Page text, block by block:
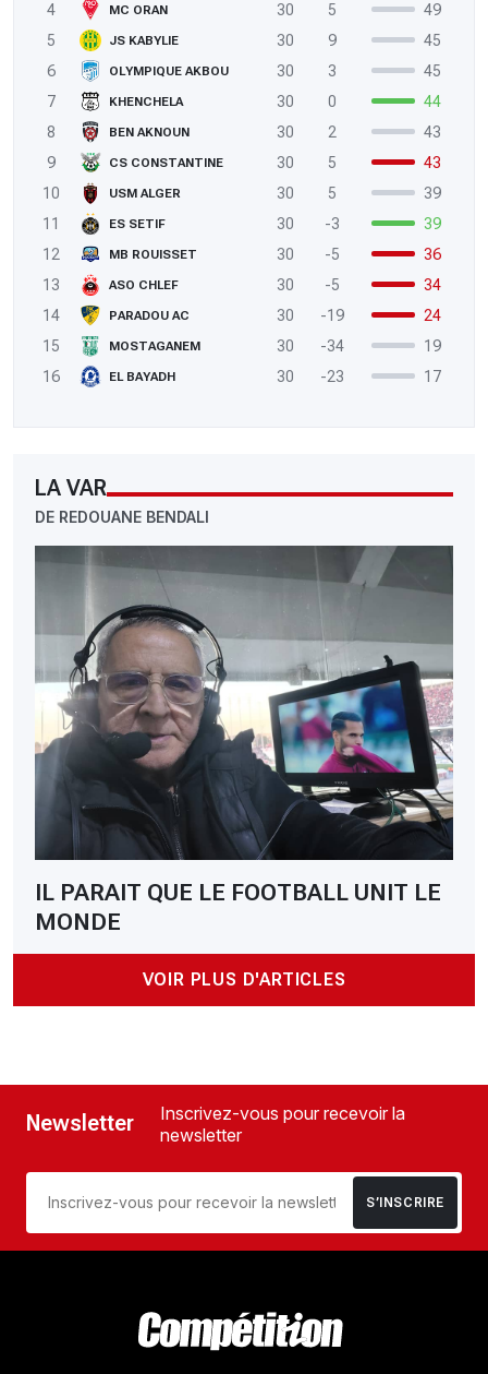
4 MC ORAN 30 5
49
5
JS KABYLIE 30 9
45
6
OLYMPIQUE AKBOU 30 3
45
7
KHENCHELA 30 0
44
8
BEN AKNOUN 30 2
43
9
CS CONSTANTINE 30 5
43
10
USM ALGER 30 5
39
11
ES SETIF 30 -3
39
12
MB ROUISSET 30 -5
36
13
ASO CHLEF 30 -5
34
14
PARADOU AC 30 -19
24
15
MOSTAGANEM 30 -34
19
16
EL BAYADH 30 -23 17
LA VAR
DE REDOUANE BENDALI
IL PARAIT QUE LE FOOTBALL UNIT LE
MONDE
VOIR PLUS D'ARTICLES
Newsletter
Inscrivez-vous pour recevoir la
newsletter
S’INSCRIRE